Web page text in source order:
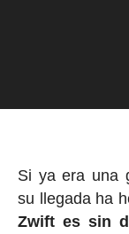
Si ya era una
su llegada ha
Zwift es sin